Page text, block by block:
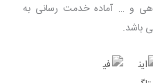
و … آماده خدمت رسانی به
باشد.